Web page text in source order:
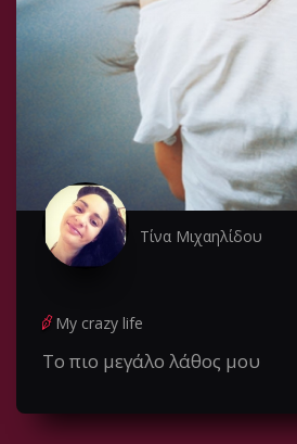
Τίνα Μιχαηλίδου
My crazy life
To πιο μεγάλο λάθος μου